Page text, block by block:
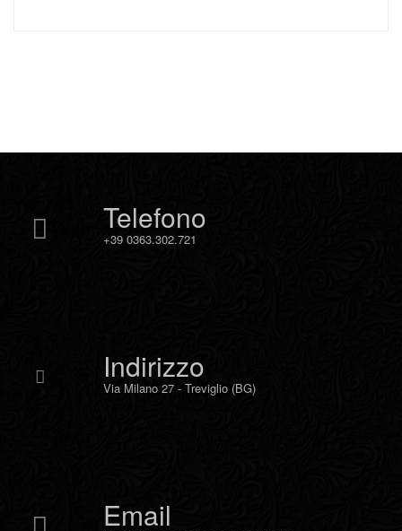
Telefono
+39 0363.302.721
Indirizzo
Via Milano 27 - Treviglio (BG)
Email